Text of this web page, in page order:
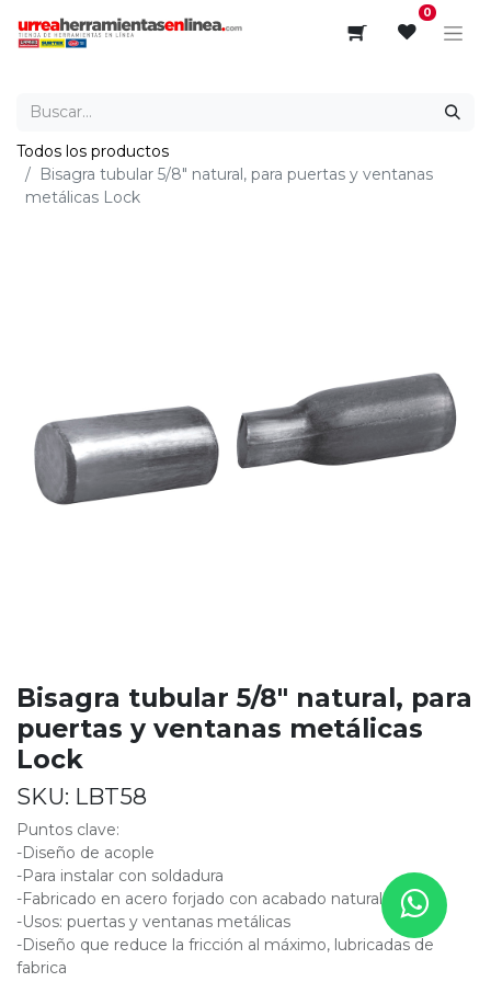
0
Todos los productos
Bisagra tubular 5/8" natural, para puertas y ventanas
metálicas Lock
Bisagra tubular 5/8" natural, para
puertas y ventanas metálicas
Lock
SKU: LBT58
Puntos clave:
-Diseño de acople
-Para instalar con soldadura
-Fabricado en acero forjado con acabado natural
-Usos: puertas y ventanas metálicas
-Diseño que reduce la fricción al máximo, lubricadas de
fabrica